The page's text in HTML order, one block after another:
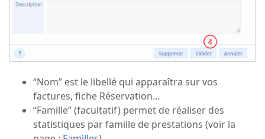
“Nom” est le libellé qui apparaîtra sur vos
factures, fiche Réservation…
“Famille” (facultatif) permet de réaliser des
statistiques par famille de prestations (voir la